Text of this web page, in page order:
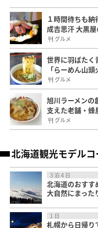
１時間待ちも納
成吉思汗 大黒
グルメ
世界に羽ばたく
「らーめん山
グルメ
旭川ラーメンの
支えた老舗・蜂
グルメ
北海道観光モデルコ
３泊４日
北海道のおすす
大自然にまった
１日
札幌から日帰り